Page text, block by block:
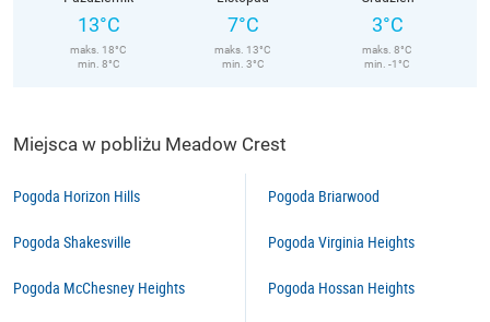
13°C
maks. 18°C
min. 8°C
7°C
maks. 13°C
min. 3°C
3°C
maks. 8°C
min. -1°C
Miejsca w pobliżu Meadow Crest
Pogoda Horizon Hills
Pogoda Shakesville
Pogoda McChesney Heights
Pogoda Briarwood
Pogoda Virginia Heights
Pogoda Hossan Heights